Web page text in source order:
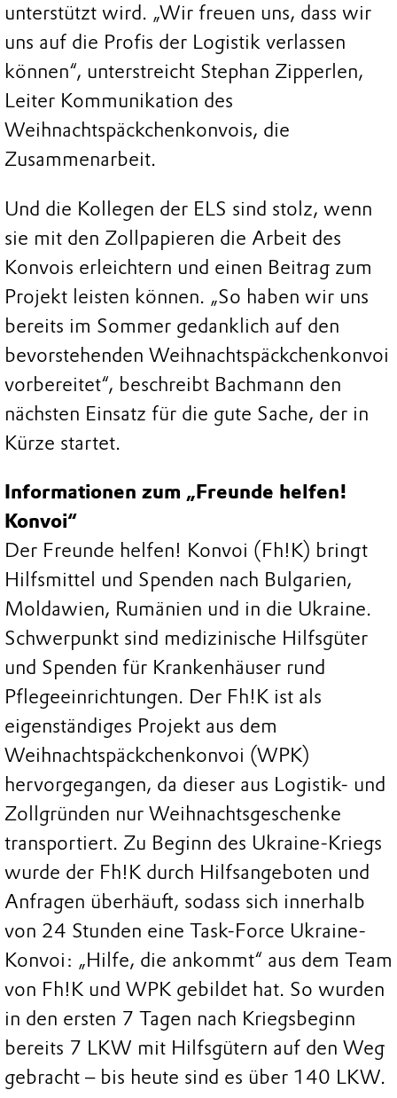
unterstützt wird. „Wir freuen uns, dass wir
uns auf die Profis der Logistik verlassen
können“, unterstreicht Stephan Zipperlen,
Leiter Kommunikation des
Weihnachtspäckchenkonvois, die
Zusammenarbeit.
Und die Kollegen der ELS sind stolz, wenn
sie mit den Zollpapieren die Arbeit des
Konvois erleichtern und einen Beitrag zum
Projekt leisten können. „So haben wir uns
bereits im Sommer gedanklich auf den
bevorstehenden Weihnachtspäckchenkonvoi
vorbereitet“, beschreibt Bachmann den
nächsten Einsatz für die gute Sache, der in
Kürze startet.
Informationen zum „Freunde helfen!
Konvoi“
Der Freunde helfen! Konvoi (Fh!K) bringt
Hilfsmittel und Spenden nach Bulgarien,
Moldawien, Rumänien und in die Ukraine.
Schwerpunkt sind medizinische Hilfsgüter
und Spenden für Krankenhäuser rund
Pflegeeinrichtungen. Der Fh!K ist als
eigenständiges Projekt aus dem
Weihnachtspäckchenkonvoi (WPK)
hervorgegangen, da dieser aus Logistik- und
Zollgründen nur Weihnachtsgeschenke
transportiert. Zu Beginn des Ukraine-Kriegs
wurde der Fh!K durch Hilfsangeboten und
Anfragen überhäuft, sodass sich innerhalb
von 24 Stunden eine Task-Force Ukraine-
Konvoi: „Hilfe, die ankommt“ aus dem Team
von Fh!K und WPK gebildet hat. So wurden
in den ersten 7 Tagen nach Kriegsbeginn
bereits 7 LKW mit Hilfsgütern auf den Weg
gebracht – bis heute sind es über 140 LKW.